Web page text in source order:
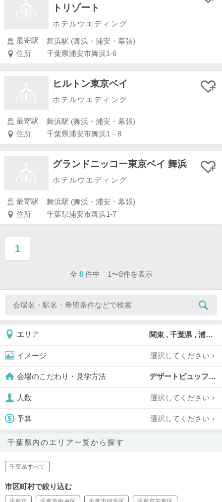
トリゾート
ホテルウエディング
最寄駅
舞浜駅 (舞浜・浦安・幕張)
住所
千葉県浦安市舞浜1-6
ヒルトン東京ベイ
ホテルウエディング
最寄駅
舞浜駅 (舞浜・浦安・幕張)
住所
千葉県浦安市舞浜1－8
グランドニッコー東京ベイ 舞浜
ホテルウエディング
最寄駅
舞浜駅 (舞浜・浦安・幕張)
住所
千葉県浦安市舞浜1-7
1
ページ目
全 8 件中 1〜8件を表示
エリア 関東 , 千葉県 , 浦安市
イメージ 選択してください
会場のこだわり・見学方法 デザートビュッフェ対応可,
人数 選択してください
予算 選択してください
千葉県内のエリア一覧から探す
千葉県すべて
市区町村で絞り込む